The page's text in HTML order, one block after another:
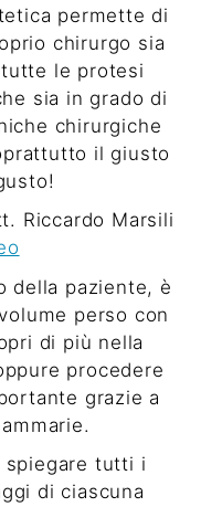
permette di
chirurgo sia
le protesi
sia in grado di
chirurgiche
il giusto
Riccardo Marsili
della paziente, è
perso con
di più nella
procedere
grazie a
spiegare tutti i
di ciascuna